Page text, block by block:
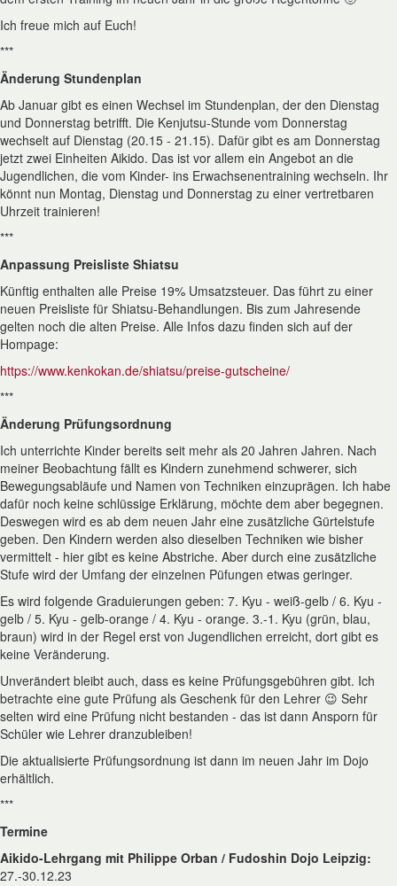
Ich freue mich auf Euch!
***
Änderung Stundenplan
Ab Januar gibt es einen Wechsel im Stundenplan, der den Dienstag
und Donnerstag betrifft. Die Kenjutsu-Stunde vom Donnerstag
wechselt auf Dienstag (20.15 - 21.15). Dafür gibt es am Donnerstag
jetzt zwei Einheiten Aikido. Das ist vor allem ein Angebot an die
Jugendlichen, die vom Kinder- ins Erwachsenentraining wechseln. Ihr
könnt nun Montag, Dienstag und Donnerstag zu einer vertretbaren
Uhrzeit trainieren!
***
Anpassung Preisliste Shiatsu
Künftig enthalten alle Preise 19% Umsatzsteuer. Das führt zu einer
neuen Preisliste für Shiatsu-Behandlungen. Bis zum Jahresende
gelten noch die alten Preise. Alle Infos dazu finden sich auf der
Hompage:
https://www.kenkokan.de/shiatsu/preise-gutscheine/
***
Änderung Prüfungsordnung
Ich unterrichte Kinder bereits seit mehr als 20 Jahren Jahren. Nach
meiner Beobachtung fällt es Kindern zunehmend schwerer, sich
Bewegungsabläufe und Namen von Techniken einzuprägen. Ich habe
dafür noch keine schlüssige Erklärung, möchte dem aber begegnen.
Deswegen wird es ab dem neuen Jahr eine zusätzliche Gürtelstufe
geben. Den Kindern werden also dieselben Techniken wie bisher
vermittelt - hier gibt es keine Abstriche. Aber durch eine zusätzliche
Stufe wird der Umfang der einzelnen Püfungen etwas geringer.
Es wird folgende Graduierungen geben: 7. Kyu - weiß-gelb / 6. Kyu -
gelb / 5. Kyu - gelb-orange / 4. Kyu - orange. 3.-1. Kyu (grün, blau,
braun) wird in der Regel erst von Jugendlichen erreicht, dort gibt es
keine Veränderung.
Unverändert bleibt auch, dass es keine Prüfungsgebühren gibt. Ich
betrachte eine gute Prüfung als Geschenk für den Lehrer 😉 Sehr
selten wird eine Prüfung nicht bestanden - das ist dann Ansporn für
Schüler wie Lehrer dranzubleiben!
Die aktualisierte Prüfungsordnung ist dann im neuen Jahr im Dojo
erhältlich.
***
Termine
Aikido-Lehrgang mit Philippe Orban / Fudoshin Dojo Leipzig:
27.-30.12.23